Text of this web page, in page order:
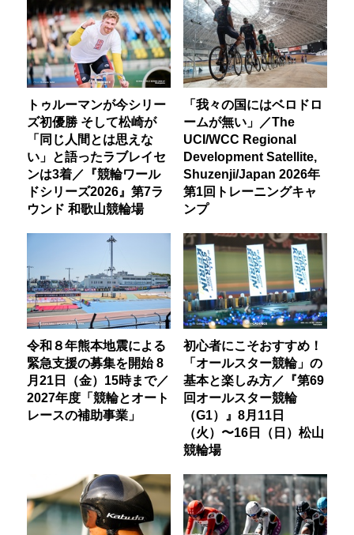
トゥルーマンが今シリー
ズ初優勝 そして松崎が
「同じ人間とは思えな
い」と語ったラブレイセ
ンは3着／『競輪ワール
ドシリーズ2026』第7ラ
ウンド 和歌山競輪場
「我々の国にはベロドロ
ームが無い」／The
UCI/WCC Regional
Development Satellite,
Shuzenji/Japan 2026年
第1回トレーニングキャ
ンプ
令和８年熊本地震による
緊急支援の募集を開始 8
月21日（金）15時まで／
2027年度「競輪とオート
レースの補助事業」
初心者にこそおすすめ！
「オールスター競輪」の
基本と楽しみ方／『第69
回オールスター競輪
（G1）』8月11日
（火）〜16日（日）松山
競輪場